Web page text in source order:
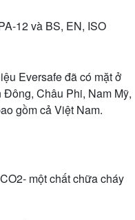
12 và BS, EN, ISO
Eversafe đã có mặt ở
Châu Phi, Nam Mỹ,
gồm cả Việt Nam.
một chất chữa cháy